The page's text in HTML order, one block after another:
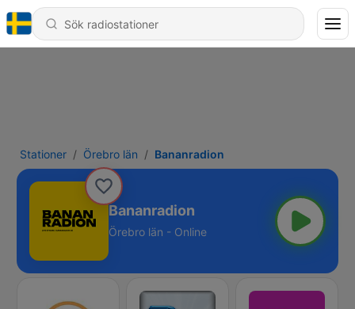
Stationer Örebro län Bananradion
Bananradion
Örebro län - Online